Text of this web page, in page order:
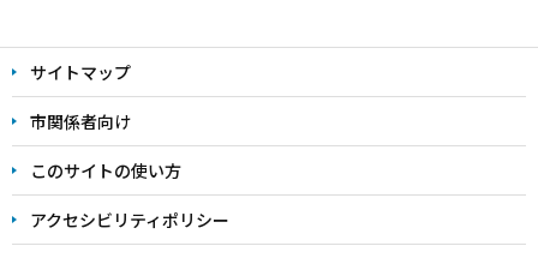
文
こ
こ
ま
で
サイトマップ
市関係者向け
このサイトの使い方
アクセシビリティポリシー